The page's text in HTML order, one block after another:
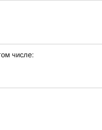
числе: